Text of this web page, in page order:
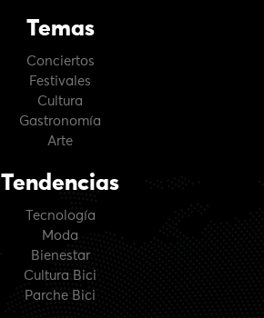
Temas
Conciertos
Festivales
Cultura
Gastronomía
Arte
Tendencias
Tecnología
Moda
Bienestar
Cultura Bici
Parche Bici